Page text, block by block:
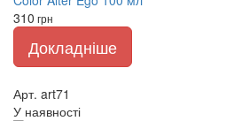
310 грн
Докладніше
Арт. art71
У наявності